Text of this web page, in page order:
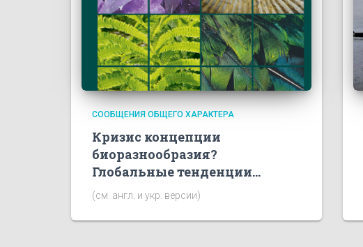
СООБЩЕНИЯ ОБЩЕГО ХАРАКТЕРА
Кризис концепции
биоразнообразия?
Глобальные тенденции…
(см. англ. и укр. версии)